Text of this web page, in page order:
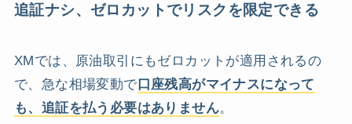
追証ナシ、ゼロカットでリスクを限定できる
XMでは、原油取引にもゼロカットが適用されるの
で、急な相場変動で口座残高がマイナスになって
も、追証を払う必要はありません。